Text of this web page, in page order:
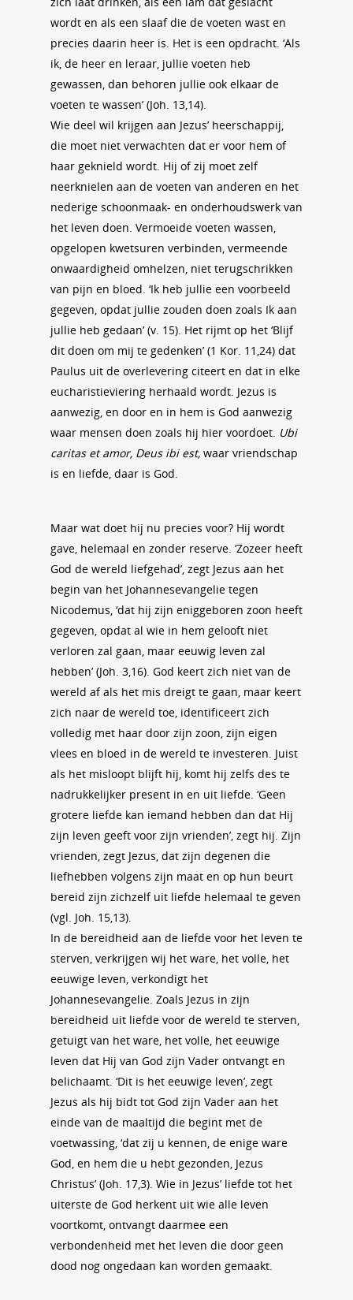
wordt en als een slaaf die de voeten wast en
precies daarin heer is. Het is een opdracht. ‘Als
ik, de heer en leraar, jullie voeten heb
gewassen, dan behoren jullie ook elkaar de
voeten te wassen’ (Joh. 13,14).
Wie deel wil krijgen aan Jezus’ heerschappij,
die moet niet verwachten dat er voor hem of
haar geknield wordt. Hij of zij moet zelf
neerknielen aan de voeten van anderen en het
nederige schoonmaak- en onderhoudswerk van
het leven doen. Vermoeide voeten wassen,
opgelopen kwetsuren verbinden, vermeende
onwaardigheid omhelzen, niet terugschrikken
van pijn en bloed. ‘Ik heb jullie een voorbeeld
gegeven, opdat jullie zouden doen zoals Ik aan
jullie heb gedaan’ (v. 15). Het rijmt op het ‘Blijf
dit doen om mij te gedenken’ (1 Kor. 11,24) dat
Paulus uit de overlevering citeert en dat in elke
eucharistieviering herhaald wordt. Jezus is
aanwezig, en door en in hem is God aanwezig
waar mensen doen zoals hij hier voordoet. Ubi
caritas et amor, Deus ibi est, waar vriendschap
is en liefde, daar is God.
Maar wat doet hij nu precies voor? Hij wordt
gave, helemaal en zonder reserve. ‘Zozeer heeft
God de wereld liefgehad’, zegt Jezus aan het
begin van het Johannesevangelie tegen
Nicodemus, ‘dat hij zijn eniggeboren zoon heeft
gegeven, opdat al wie in hem gelooft niet
verloren zal gaan, maar eeuwig leven zal
hebben’ (Joh. 3,16). God keert zich niet van de
wereld af als het mis dreigt te gaan, maar keert
zich naar de wereld toe, identificeert zich
volledig met haar door zijn zoon, zijn eigen
vlees en bloed in de wereld te investeren. Juist
als het misloopt blijft hij, komt hij zelfs des te
nadrukkelijker present in en uit liefde. ‘Geen
grotere liefde kan iemand hebben dan dat Hij
zijn leven geeft voor zijn vrienden’, zegt hij. Zijn
vrienden, zegt Jezus, dat zijn degenen die
liefhebben volgens zijn maat en op hun beurt
bereid zijn zichzelf uit liefde helemaal te geven
(vgl. Joh. 15,13).
In de bereidheid aan de liefde voor het leven te
sterven, verkrijgen wij het ware, het volle, het
eeuwige leven, verkondigt het
Johannesevangelie. Zoals Jezus in zijn
bereidheid uit liefde voor de wereld te sterven,
getuigt van het ware, het volle, het eeuwige
leven dat Hij van God zijn Vader ontvangt en
belichaamt. ‘Dit is het eeuwige leven’, zegt
Jezus als hij bidt tot God zijn Vader aan het
einde van de maaltijd die begint met de
voetwassing, ‘dat zij u kennen, de enige ware
God, en hem die u hebt gezonden, Jezus
Christus’ (Joh. 17,3). Wie in Jezus’ liefde tot het
uiterste de God herkent uit wie alle leven
voortkomt, ontvangt daarmee een
verbondenheid met het leven die door geen
dood nog ongedaan kan worden gemaakt.